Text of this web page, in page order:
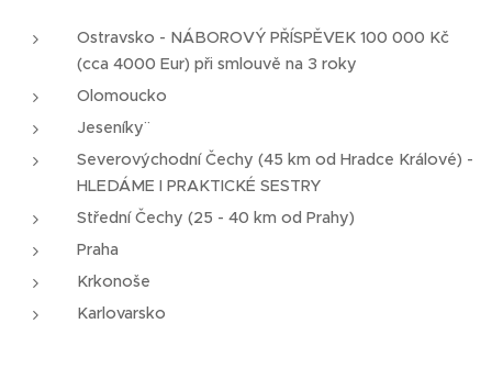
Ostravsko - NÁBOROVÝ PŘÍSPĚVEK 100 000 Kč
(cca 4000 Eur) při smlouvě na 3 roky
Olomoucko
Jeseníky¨
Severovýchodní Čechy (45 km od Hradce Králové) -
HLEDÁME I PRAKTICKÉ SESTRY
Střední Čechy (25 - 40 km od Prahy)
Praha
Krkonoše
Karlovarsko